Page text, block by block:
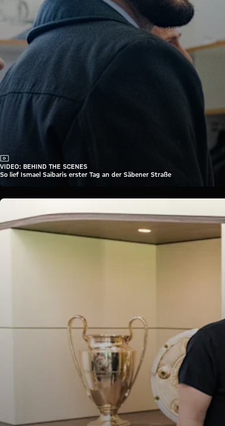
Video
VIDEO: BEHIND THE SCENES
So lief Ismael Saibaris erster Tag an der Säbener Straße